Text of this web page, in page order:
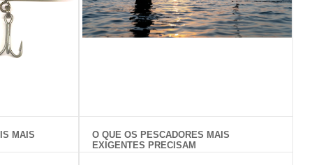
O QUE OS PESCADORES MAIS
EXIGENTES PRECISAM
MAIS